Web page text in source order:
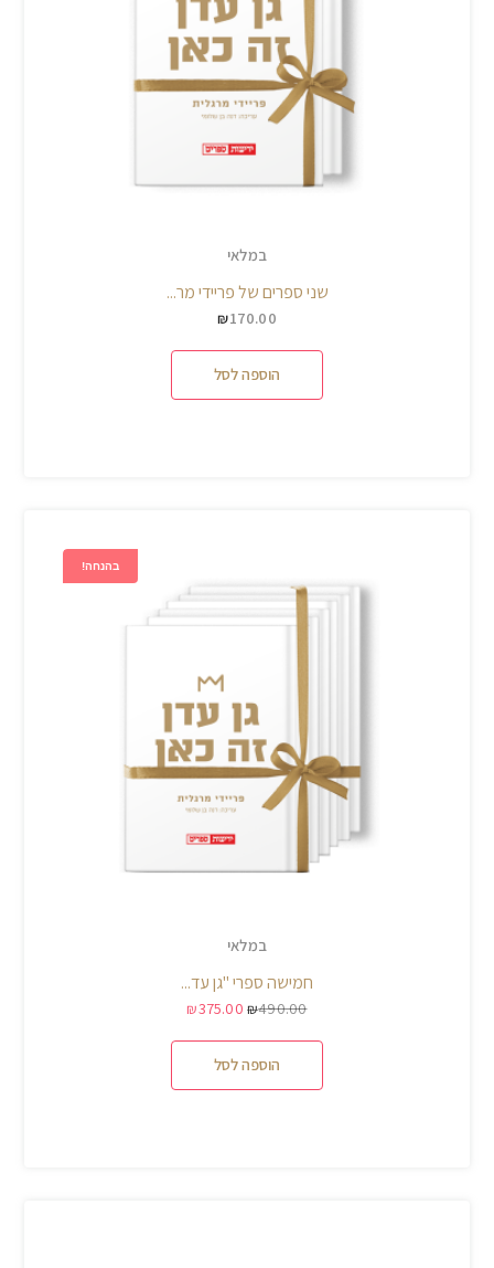
במלאי
שני ספרים של פריידי מר...
₪170.00
הוספה לסל
בהנחה!
במלאי
חמישה ספרי "גן עד...
₪490.00
₪375.00
הוספה לסל